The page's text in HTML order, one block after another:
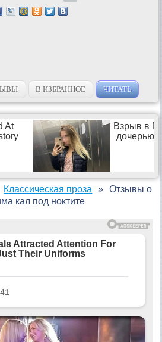
В ИЗБРАННОЕ ЧИТАТЬ
Классическая проза
Отзывы о
кал под ноктите